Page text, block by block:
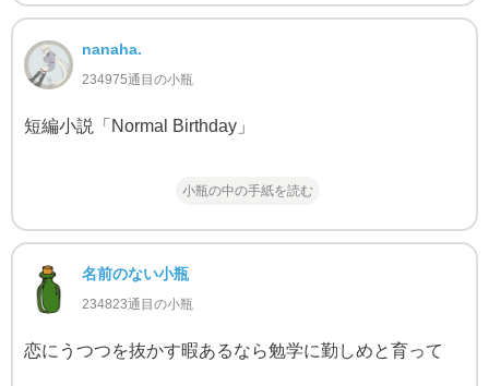
nanaha.
234975通目の小瓶
短編小説「Normal Birthday」
小瓶の中の手紙を読む
名前のない小瓶
234823通目の小瓶
恋にうつつを抜かす暇あるなら勉学に勤しめと育って